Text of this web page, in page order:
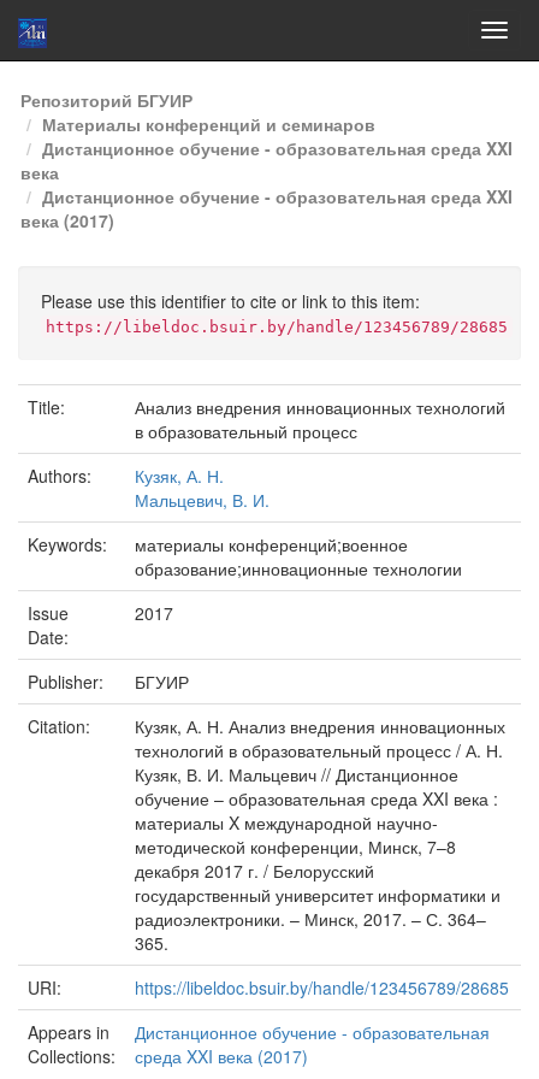
Skip
navigation
Репозиторий БГУИР
Материалы конференций и семинаров
Дистанционное обучение - образовательная среда XXI
века
Дистанционное обучение - образовательная среда XXI
века (2017)
Please use this identifier to cite or link to this item:
https://libeldoc.bsuir.by/handle/123456789/28685
Title:
Анализ внедрения инновационных технологий
в образовательный процесс
Authors:
Кузяк, А. Н.
Мальцевич, В. И.
Keywords:
материалы конференций;военное
образование;инновационные технологии
Issue
Date:
2017
Publisher:
БГУИР
Citation:
Кузяк, А. Н. Анализ внедрения инновационных
технологий в образовательный процесс / А. Н.
Кузяк, В. И. Мальцевич // Дистанционное
обучение – образовательная среда XXI века :
материалы X международной научно-
методической конференции, Минск, 7–8
декабря 2017 г. / Белорусский
государственный университет информатики и
радиоэлектроники. – Минск, 2017. – С. 364–
365.
URI:
https://libeldoc.bsuir.by/handle/123456789/28685
Appears in
Collections:
Дистанционное обучение - образовательная
среда XXI века (2017)